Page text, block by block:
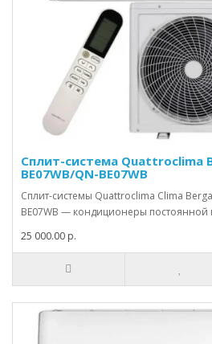
Сплит-система Quattroclima
BE07WB/QN-BE07WB
Сплит-системы Quattroclima Clima
BE07WB — кондиционеры постоянной
25 000.00 р.